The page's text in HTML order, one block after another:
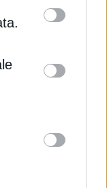
IAB’s list
by us to
και